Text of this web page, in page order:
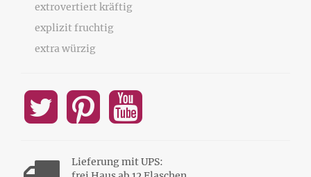
extrovertiert kräftig
explizit fruchtig
extra würzig
Lieferung mit UPS: